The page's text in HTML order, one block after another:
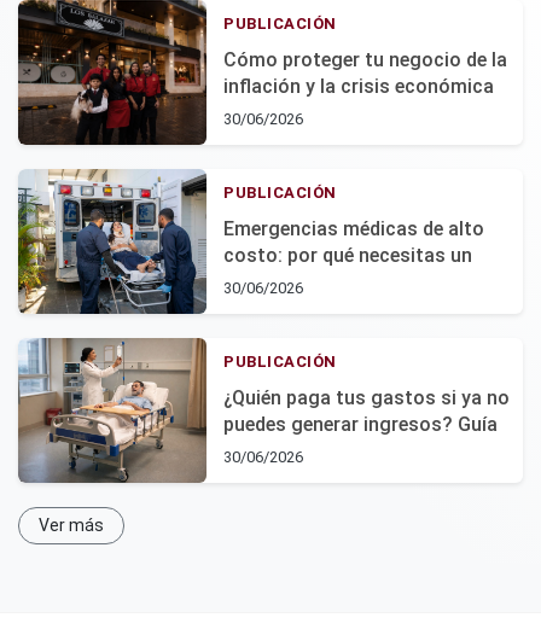
PUBLICACIÓN
Cómo proteger tu negocio de la
inflación y la crisis económica
en 2026: guía para
30/06/2026
PUBLICACIÓN
Emergencias médicas de alto
costo: por qué necesitas un
seguro catastrófico en RD
30/06/2026
PUBLICACIÓN
¿Quién paga tus gastos si ya no
puedes generar ingresos? Guía
sobre protección económica
ante la invalidez
30/06/2026
Ver más